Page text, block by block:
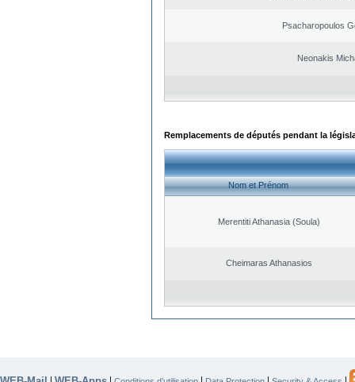
Psacharopoulos
Neonakis
Remplacements de députés pendant la
Nom et Prénom
Merentiti Athanasia (Soula)
Cheimaras Athanasios
| | | | |